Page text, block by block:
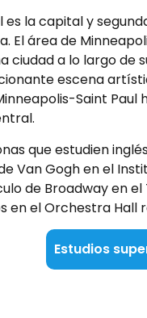
es la capital y
El área de
ciudad a lo largo de
escena
Saint Paul
que estudien
Van Gogh en el
de Broadway en
en el Orchestra Hall
Estudios